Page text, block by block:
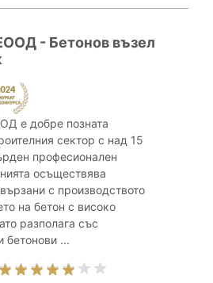
- Бетонов възел
е добре позната
сектор с над 15
професионален
осъществява
с производството
на бетон с високо
разполага със
бетонови ...